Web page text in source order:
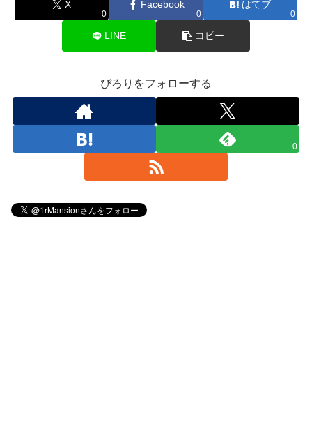
X
0
Facebook
0
はてブ
0
LINE コピー
ぴろりをフォローする
0